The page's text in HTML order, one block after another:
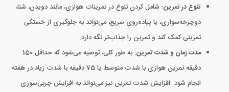
تنوع در تمرین: شامل کردن تنوع در تمرینات هوازی، مانند دویدن، شنا،
دوچرخه‌سواری، یا پیاده‌روی سریع، می‌تواند به جلوگیری از خستگی
تمرینی کمک کند و تمرین را جذاب‌تر نگه دارد.
مدت زمان و شدت تمرین
: به طور کلی، توصیه می‌شود که حداقل 150
دقیقه تمرین هوازی با شدت متوسط یا 75 دقیقه با شدت زیاد در هفته
انجام شود. افزایش شدت تمرین نیز می‌تواند به افزایش چربی‌سوزی